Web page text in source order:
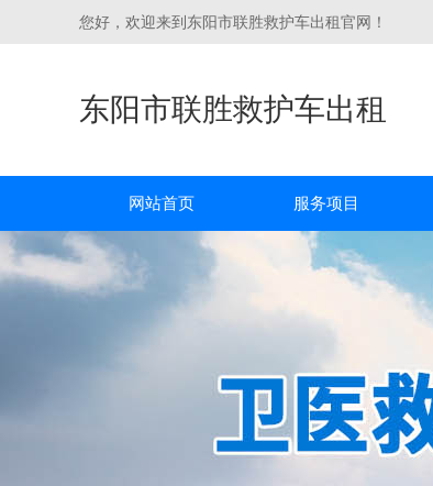
您好，欢迎来到东阳市联胜救护车出租官网！
东阳市联胜救护车出租
网站首页 服务项目